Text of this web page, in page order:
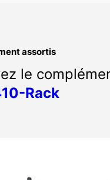
assortis
le
Rack